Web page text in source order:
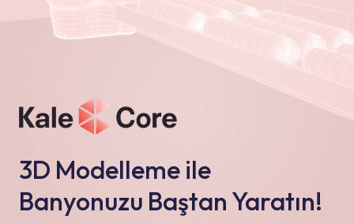
3D Modelleme ile
Banyonuzu Baştan Yaratın!